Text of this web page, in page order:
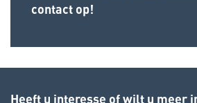
contact op!
Heeft u interesse of wilt u meer